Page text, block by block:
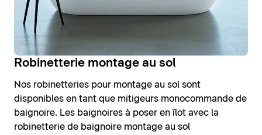
Robinetterie montage au sol
Nos robinetteries pour montage au sol sont
disponibles en tant que mitigeurs monocommande de
baignoire. Les baignoires à poser en îlot avec la
robinetterie de baignoire montage au sol